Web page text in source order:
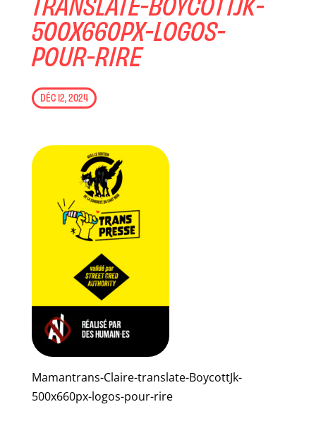
500X660PX-LOGOS-
POUR-RIRE
DÉC 12, 2024
Mamantrans-Claire-translate-BoycottJk-
500x660px-logos-pour-rire